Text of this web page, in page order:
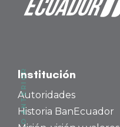
Institución
Autoridades
Historia BanEcuador